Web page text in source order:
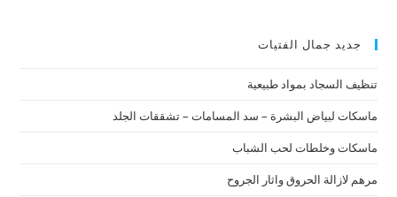
جديد جمال الفتيات
تنظيف السجاد بمواد طبيعية
ماسكات لبياض البشرة – سد المسامات – تشققات الجلد
ماسكات وخلطات لحب الشباب
مرهم لازالة الحروق واثار الجروح